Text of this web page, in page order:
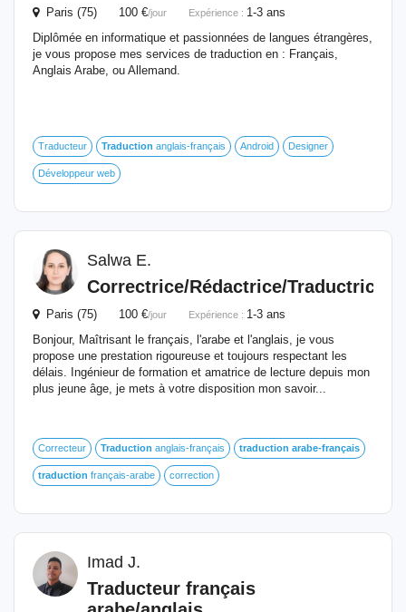
Paris (75) 100 €/jour Expérience : 1-3 ans
Diplômée en informatique et passionnées de langues étrangères,
je vous propose mes services de traduction en : Français,
Anglais Arabe, ou Allemand.
Traducteur Traduction anglais-français Android Designer
Développeur web
Salwa E.
Correctrice/Rédactrice/Traductrice
Paris (75) 100 €/jour Expérience : 1-3 ans
Bonjour, Maîtrisant le français, l'arabe et l'anglais, je vous
propose une prestation rigoureuse et toujours respectant les
délais. Ingénieur de formation et amatrice de lecture depuis mon
plus jeune âge, je mets à votre disposition mon savoir...
Correcteur Traduction anglais-français traduction arabe-français
traduction français-arabe correction
Imad J.
Traducteur français